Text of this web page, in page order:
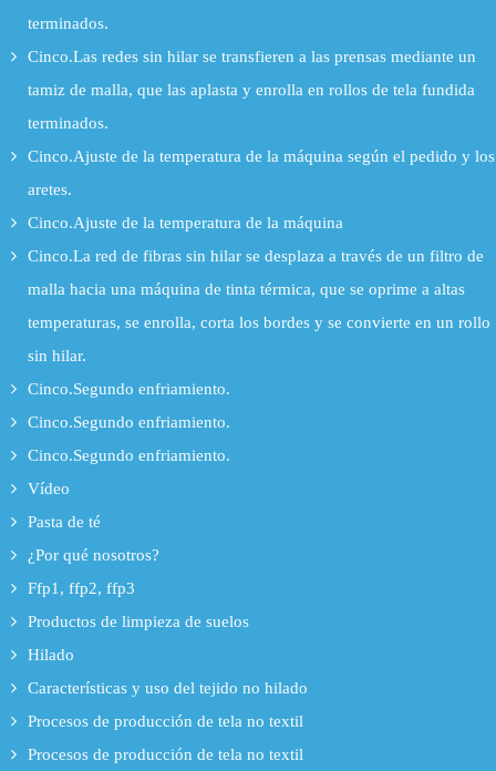
terminados.
Cinco.Las redes sin hilar se transfieren a las prensas mediante un
tamiz de malla, que las aplasta y enrolla en rollos de tela fundida
terminados.
Cinco.Ajuste de la temperatura de la máquina según el pedido y los
aretes.
Cinco.Ajuste de la temperatura de la máquina
Cinco.La red de fibras sin hilar se desplaza a través de un filtro de
malla hacia una máquina de tinta térmica, que se oprime a altas
temperaturas, se enrolla, corta los bordes y se convierte en un rollo
sin hilar.
Cinco.Segundo enfriamiento.
Cinco.Segundo enfriamiento.
Cinco.Segundo enfriamiento.
Vídeo
Pasta de té
¿Por qué nosotros?
Ffp1, ffp2, ffp3
Productos de limpieza de suelos
Hilado
Características y uso del tejido no hilado
Procesos de producción de tela no textil
Procesos de producción de tela no textil